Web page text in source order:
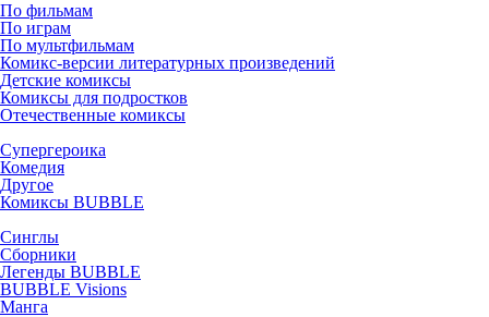
По фильмам
По играм
По мультфильмам
Комикс-версии литературных произведений
Детские комиксы
Комиксы для подростков
Отечественные комиксы
Супергероика
Комедия
Другое
Комиксы BUBBLE
Синглы
Сборники
Легенды BUBBLE
BUBBLE Visions
Манга